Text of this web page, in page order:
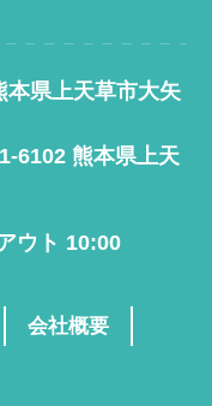
上天草市大矢
6102 熊本県上天
ウト 10:00
会社概要